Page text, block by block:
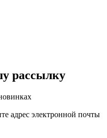
рассылку
адрес электронной почты